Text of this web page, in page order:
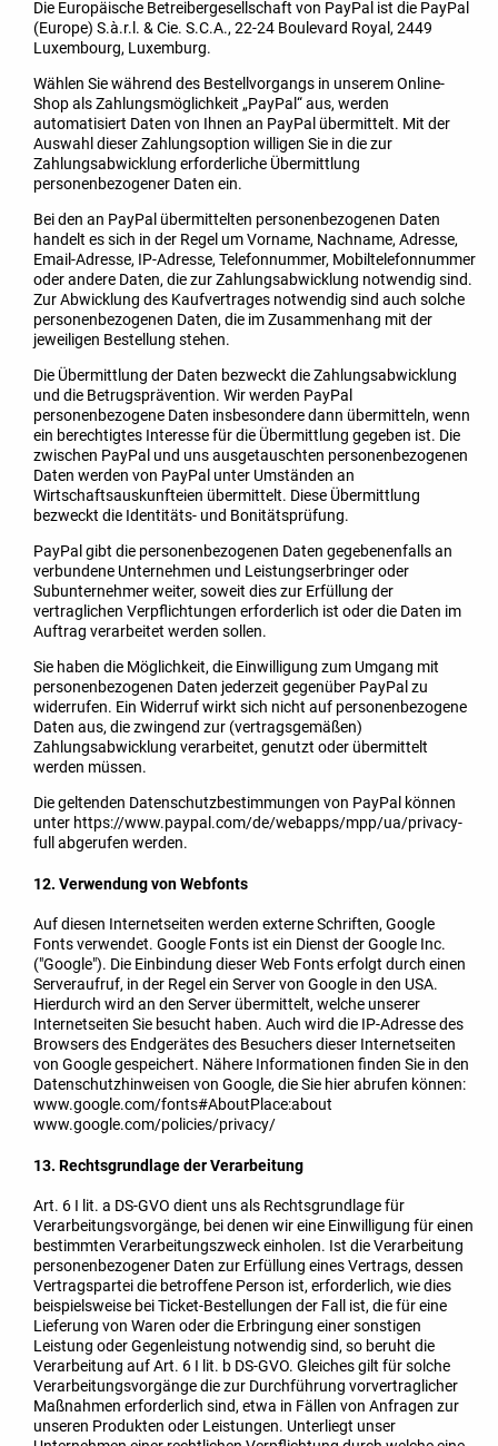
Die Europäische Betreibergesellschaft von PayPal ist die PayPal
(Europe) S.à.r.l. & Cie. S.C.A., 22-24 Boulevard Royal, 2449
Luxembourg, Luxemburg.
Wählen Sie während des Bestellvorgangs in unserem Online-
Shop als Zahlungsmöglichkeit „PayPal“ aus, werden
automatisiert Daten von Ihnen an PayPal übermittelt. Mit der
Auswahl dieser Zahlungsoption willigen Sie in die zur
Zahlungsabwicklung erforderliche Übermittlung
personenbezogener Daten ein.
Bei den an PayPal übermittelten personenbezogenen Daten
handelt es sich in der Regel um Vorname, Nachname, Adresse,
Email-Adresse, IP-Adresse, Telefonnummer, Mobiltelefonnummer
oder andere Daten, die zur Zahlungsabwicklung notwendig sind.
Zur Abwicklung des Kaufvertrages notwendig sind auch solche
personenbezogenen Daten, die im Zusammenhang mit der
jeweiligen Bestellung stehen.
Die Übermittlung der Daten bezweckt die Zahlungsabwicklung
und die Betrugsprävention. Wir werden PayPal
personenbezogene Daten insbesondere dann übermitteln, wenn
ein berechtigtes Interesse für die Übermittlung gegeben ist. Die
zwischen PayPal und uns ausgetauschten personenbezogenen
Daten werden von PayPal unter Umständen an
Wirtschaftsauskunfteien übermittelt. Diese Übermittlung
bezweckt die Identitäts- und Bonitätsprüfung.
PayPal gibt die personenbezogenen Daten gegebenenfalls an
verbundene Unternehmen und Leistungserbringer oder
Subunternehmer weiter, soweit dies zur Erfüllung der
vertraglichen Verpflichtungen erforderlich ist oder die Daten im
Auftrag verarbeitet werden sollen.
Sie haben die Möglichkeit, die Einwilligung zum Umgang mit
personenbezogenen Daten jederzeit gegenüber PayPal zu
widerrufen. Ein Widerruf wirkt sich nicht auf personenbezogene
Daten aus, die zwingend zur (vertragsgemäßen)
Zahlungsabwicklung verarbeitet, genutzt oder übermittelt
werden müssen.
Die geltenden Datenschutzbestimmungen von PayPal können
unter https://www.paypal.com/de/webapps/mpp/ua/privacy-
full abgerufen werden.
12. Verwendung von Webfonts
Auf diesen Internetseiten werden externe Schriften, Google
Fonts verwendet. Google Fonts ist ein Dienst der Google Inc.
("Google"). Die Einbindung dieser Web Fonts erfolgt durch einen
Serveraufruf, in der Regel ein Server von Google in den USA.
Hierdurch wird an den Server übermittelt, welche unserer
Internetseiten Sie besucht haben. Auch wird die IP-Adresse des
Browsers des Endgerätes des Besuchers dieser Internetseiten
von Google gespeichert. Nähere Informationen finden Sie in den
Datenschutzhinweisen von Google, die Sie hier abrufen können:
www.google.com/fonts#AboutPlace:about
www.google.com/policies/privacy/
13. Rechtsgrundlage der Verarbeitung
Art. 6 I lit. a DS-GVO dient uns als Rechtsgrundlage für
Verarbeitungsvorgänge, bei denen wir eine Einwilligung für einen
bestimmten Verarbeitungszweck einholen. Ist die Verarbeitung
personenbezogener Daten zur Erfüllung eines Vertrags, dessen
Vertragspartei die betroffene Person ist, erforderlich, wie dies
beispielsweise bei Ticket-Bestellungen der Fall ist, die für eine
Lieferung von Waren oder die Erbringung einer sonstigen
Leistung oder Gegenleistung notwendig sind, so beruht die
Verarbeitung auf Art. 6 I lit. b DS-GVO. Gleiches gilt für solche
Verarbeitungsvorgänge die zur Durchführung vorvertraglicher
Maßnahmen erforderlich sind, etwa in Fällen von Anfragen zur
unseren Produkten oder Leistungen. Unterliegt unser